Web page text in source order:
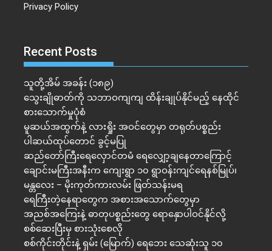
Privacy Policy
Recent Posts
သူတို့အိမ် အခန်း (၁၈၉)
သွေးချိုဓာတ်ကို သဘာဝကျကျ ထိန်းချုပ်နိုင်မည့် နေထိုင်
စားသောက်မှုပုံစံ
မူဆယ်အထွက်နဲ့ လားရှိုး အဝင်တွေမှာ တရုတ်ပစ္စည်း
ပါဆယ်ထုပ်တောင် ခွင့်မပြု
ဆည်တော်ကြီးရေလှောင်တမံ ရေလျှော့ချနေတာကြောင့်
ချောင်းမကြီးအနီးက ကျေးရွာ ၁၀ ရွာဝန်းကျင်ရေနစ်မြုပ်၊
မန္တလေး – မိုးကုတ်ကားလမ်း ဖြတ်သန်းမရ
ရေကြီးတဲ့​နေရာ​တွေက အစားအသောက်တွေမှာ
အညစ်အကြေးနဲ့ ဓာတုပစ္စည်းတွေ ရောနှောပါဝင်နိုင်လို့
စစ်ဆေးပြီးမှ စားသုံးစေလို
စစ်ကိုင်းတိုင်းနဲ့ ရှမ်း (မြောက်) ရေဘေး သေဆုံးသူ ၁၀